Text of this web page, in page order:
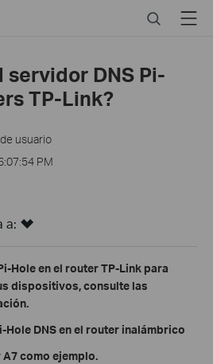
SearchMenu
servidor DNS Pi-
TP-Link?
usuario
PM
a:
Hole en el router TP-Link para
dispositivos, consulte las
Hole DNS en el router inalámbrico
como ejemplo.